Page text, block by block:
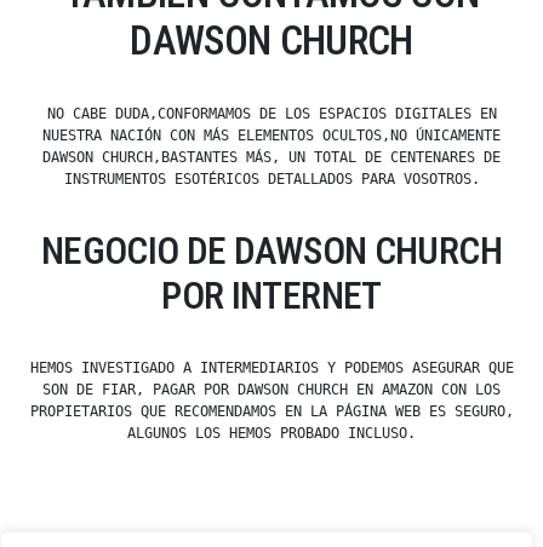
DAWSON CHURCH
NO CABE DUDA,CONFORMAMOS DE LOS ESPACIOS DIGITALES EN
NUESTRA NACIÓN CON MÁS ELEMENTOS OCULTOS,NO ÚNICAMENTE
DAWSON CHURCH,BASTANTES MÁS, UN TOTAL DE CENTENARES DE
INSTRUMENTOS ESOTÉRICOS DETALLADOS PARA VOSOTROS.
NEGOCIO DE DAWSON CHURCH
POR INTERNET
HEMOS INVESTIGADO A INTERMEDIARIOS Y PODEMOS ASEGURAR QUE
SON DE FIAR, PAGAR POR DAWSON CHURCH EN AMAZON CON LOS
PROPIETARIOS QUE RECOMENDAMOS EN LA PÁGINA WEB ES SEGURO,
ALGUNOS LOS HEMOS PROBADO INCLUSO.